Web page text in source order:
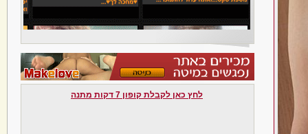
לחץ כאן לקבלת קופון 7 דקות מתנה